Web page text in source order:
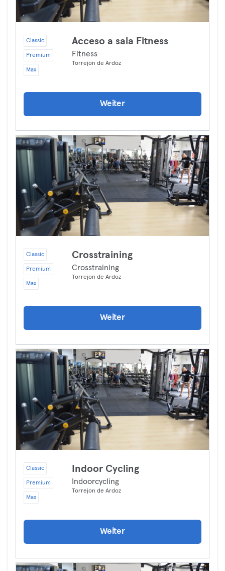
Classic
Premium
Max
Acceso a sala Fitness
Fitness
Torrejon de Ardoz
Weiter
Classic
Premium
Max
Crosstraining
Crosstraining
Torrejon de Ardoz
Weiter
Classic
Premium
Max
Indoor Cycling
Indoorcycling
Torrejon de Ardoz
Weiter